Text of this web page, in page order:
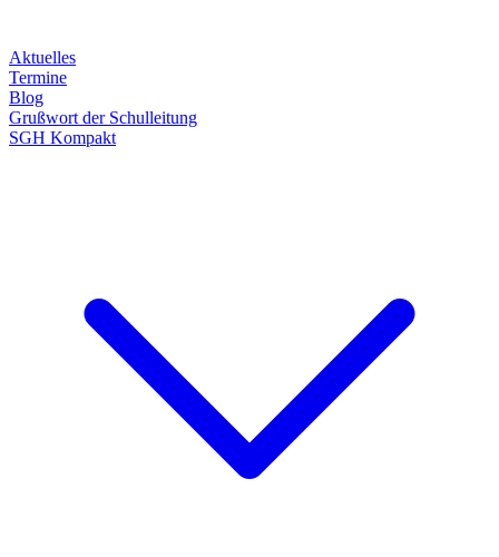
Aktuelles
Termine
Blog
Grußwort der Schulleitung
SGH Kompakt